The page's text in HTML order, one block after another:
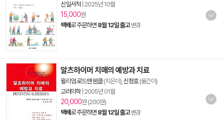
신일서적 2025년 10월
15,000원
택배로 주문하면 8월 12일 출고 변경
알츠하이머 치매의 예방과 치료
윌리엄 로드맨 쉔클(지은이), 신정호(옮긴이)
고려의학| 2005년 01월
20,000원 (200원)
택배로 주문하면 8월 12일 출고 변경